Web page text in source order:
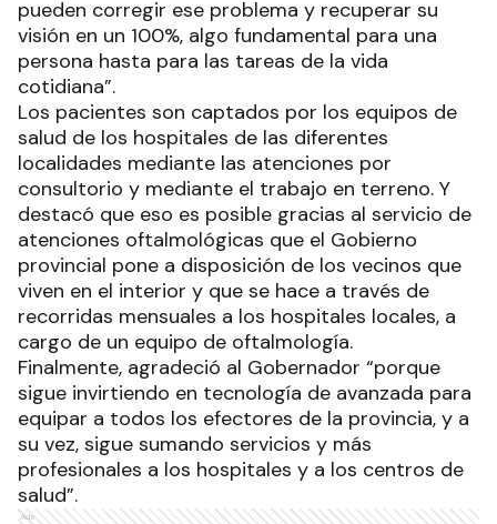
pueden corregir ese problema y recuperar su
visión en un 100%, algo fundamental para una
persona hasta para las tareas de la vida
cotidiana”.
Los pacientes son captados por los equipos de
salud de los hospitales de las diferentes
localidades mediante las atenciones por
consultorio y mediante el trabajo en terreno. Y
destacó que eso es posible gracias al servicio de
atenciones oftalmológicas que el Gobierno
provincial pone a disposición de los vecinos que
viven en el interior y que se hace a través de
recorridas mensuales a los hospitales locales, a
cargo de un equipo de oftalmología.
Finalmente, agradeció al Gobernador “porque
sigue invirtiendo en tecnología de avanzada para
equipar a todos los efectores de la provincia, y a
su vez, sigue sumando servicios y más
profesionales a los hospitales y a los centros de
salud”.
Ads